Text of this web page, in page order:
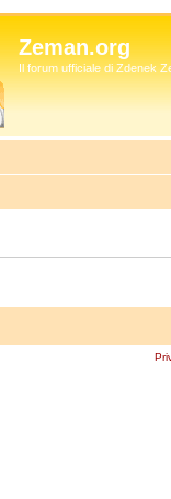
Zeman.org
Il forum ufficiale di Zdenek